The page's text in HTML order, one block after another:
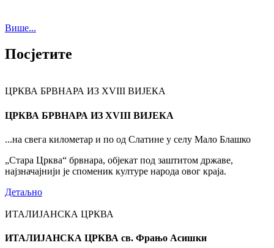
Више...
Посјетите
ЦРКВА БРВНАРА ИЗ XVIII ВИЈЕКА
ЦРКВА БРВНАРА ИЗ XVIII ВИЈЕКА
...на свега километар и по од Слатине у селу Мало Блашко
„Стара Црква“ брвнара, објекат под заштитом државе,
најзначајнији је споменик културе народа овог краја.
Детаљно
ИТАЛИЈАНСКА ЦРКВА
ИТАЛИЈАНСКА ЦРКВА св. Фрањо Асишки